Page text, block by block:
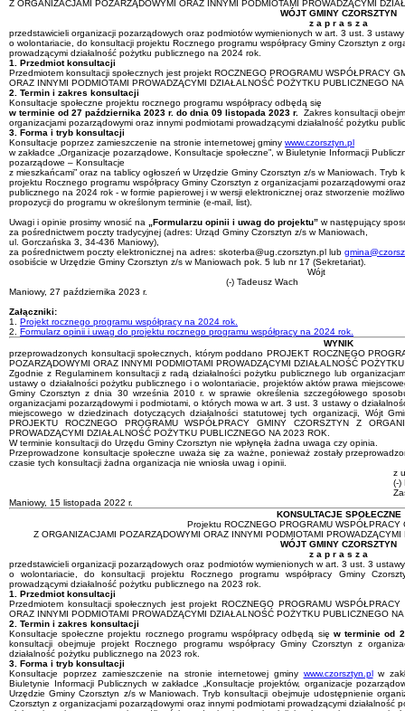
Z ORGANIZACJAMI POZARZĄDOWYMI ORAZ INNYMI PODMIOTAMI PROWADZĄCYMI
WÓJT GMINY CZORSZTYN
z a p r a s z a
przedstawicieli organizacji pozarządowych oraz podmiotów wymienionych w art. 3 ust. 3
o wolontariacie, do konsultacji projektu Rocznego programu współpracy Gminy Czorsztyn z
prowadzącymi działalność pożytku publicznego na 2024 rok.
1. Przedmiot konsultacji
Przedmiotem konsultacji społecznych jest projekt ROCZNEGO PROGRAMU WSPÓŁPRACY
ORAZ INNYMI PODMIOTAMI PROWADZĄCYMI DZIAŁALNOŚĆ POŻYTKU PUBLICZNEGO
2. Termin i zakres konsultacji
Konsultacje społeczne projektu rocznego programu współpracy odbędą się
w terminie od 27 października 2023 r. do dnia 09 listopada 2023 r. Zakres konsultacji
organizacjami pozarządowymi oraz innymi podmiotami prowadzącymi działalność pożytku
3. Forma i tryb konsultacji
Konsultacje poprzez zamieszczenie na stronie internetowej gminy www.czorsztyn.pl
w zakładce „Organizacje pozarządowe, Konsultacje społeczne”, w Biuletynie Informacji
pozarządowe – Konsultacje
z mieszkańcami” oraz na tablicy ogłoszeń w Urzędzie Gminy Czorsztyn z/s w Maniowach.
projektu Rocznego programu współpracy Gminy Czorsztyn z organizacjami pozarządowymi
publicznego na 2024 rok - w formie papierowej i w wersji elektronicznej oraz stworzenie
propozycji do programu w określonym terminie (e-mail, list).
Uwagi i opinie prosimy wnosić na
„Formularzu opinii i uwag do projektu” w następujący
za pośrednictwem poczty tradycyjnej (adres: Urząd Gminy Czorsztyn z/s w Maniowach,
ul. Gorczańska 3, 34-436 Maniowy),
za pośrednictwem poczty elektronicznej na adres: skoterba@ug.czorsztyn.pl lub
osobiście w Urzędzie Gminy Czorsztyn z/s w Maniowach pok. 5 lub nr 17 (Sekretariat).
Wójt
(-) Tadeusz Wach
Maniowy, 27 października 2023 r.
Załączniki:
1. Projekt rocznego programu współpracy na 2024 rok.
2. Formularz opinii i uwag do projektu rocznego programu współpracy na 2024 rok.
WYNIK
przeprowadzonych konsultacji społecznych, którym poddano PROJEKT ROCZNEGO
POZARZĄDOWYMI ORAZ INNYMI PODMIOTAMI PROWADZĄCYMI DZIAŁALNOŚĆ
Zgodnie z Regulaminem konsultacji z radą działalności pożytku publicznego lub
ustawy o działalności pożytku publicznego i o wolontariacie, projektów aktów prawa
Gminy Czorsztyn z dnia 30 września 2010 r. w sprawie określenia szczegółowego
organizacjami pozarządowymi i podmiotami, o których mowa w art. 3 ust. 3 ustawy o
miejscowego w dziedzinach dotyczących działalności statutowej tych organizacji, Wójt
PROJEKTU ROCZNEGO PROGRAMU WSPÓŁPRACY GMINY CZORSZTYN Z
PROWADZĄCYMI DZIAŁALNOŚĆ POŻYTKU PUBLICZNEGO NA 2023 ROK.
W terminie konsultacji do Urzędu Gminy Czorsztyn nie wpłynęła żadna uwaga czy opinia.
Przeprowadzone konsultacje społeczne uważa się za ważne, ponieważ zostały
czasie tych konsultacji żadna organizacja nie wniosła uwag i opinii.
z
(-)
Maniowy, 15 listopada 2022 r.
KONSULTACJE SPOŁECZNE
Projektu ROCZNEGO PROGRAMU WSPÓŁPRACY
Z ORGANIZACJAMI POZARZĄDOWYMI ORAZ INNYMI PODMIOTAMI
WÓJT GMINY CZORSZTYN
z a p r a s z a
przedstawicieli organizacji pozarządowych oraz podmiotów wymienionych w art. 3 ust. 3
o wolontariacie, do konsultacji projektu Rocznego programu współpracy Gminy
prowadzącymi działalność pożytku publicznego na 2023 rok.
1. Przedmiot konsultacji
Przedmiotem konsultacji społecznych jest projekt ROCZNEGO PROGRAMU
ORAZ INNYMI PODMIOTAMI PROWADZĄCYMI DZIAŁALNOŚĆ POŻYTKU PUBLICZNEGO
2. Termin i zakres konsultacji
Konsultacje społeczne projektu rocznego programu współpracy odbędą się w terminie od
konsultacji obejmuje projekt Rocznego programu współpracy Gminy Czorsztyn z
działalność pożytku publicznego na 2023 rok.
3. Forma i tryb konsultacji
Konsultacje poprzez zamieszczenie na stronie internetowej gminy www.czorsztyn.plw
Biuletynie Informacji Publicznych w zakładce „Konsultacje projektów, organizacje
Urzędzie Gminy Czorsztyn z/s w Maniowach. Tryb konsultacji obejmuje udostępnienie
Czorsztyn z organizacjami pozarządowymi oraz innymi podmiotami prowadzącymi